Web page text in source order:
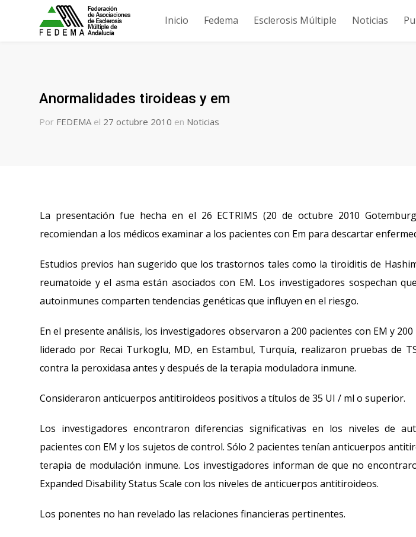
Inicio Fedema Esclerosis Múltiple Noticias
Anormalidades tiroideas y em
Por FEDEMA el 27 octubre 2010 en Noticias
La presentación fue hecha en el 26 ECTRIMS (20 de octubre 2010
recomiendan a los médicos examinar a los pacientes con Em para descartar
Estudios previos han sugerido que los trastornos tales como la tiroiditis de
reumatoide y el asma están asociados con EM. Los investigadores sospechan
autoinmunes comparten tendencias genéticas que influyen en el riesgo.
En el presente análisis, los investigadores observaron a 200 pacientes con EM y
liderado por Recai Turkoglu, MD, en Estambul, Turquía, realizaron pruebas de
contra la peroxidasa antes y después de la terapia moduladora inmune.
Consideraron anticuerpos antitiroideos positivos a títulos de 35 UI / ml o superior.
Los investigadores encontraron diferencias significativas en los niveles de
pacientes con EM y los sujetos de control. Sólo 2 pacientes tenían anticuerpos
terapia de modulación inmune. Los investigadores informan de que no
Expanded Disability Status Scale con los niveles de anticuerpos antitiroideos.
Los ponentes no han revelado las relaciones financieras pertinentes.